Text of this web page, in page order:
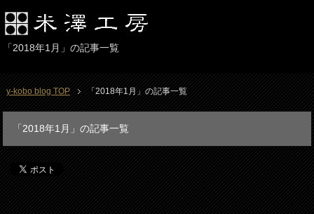
「2018年1月」の記事一覧
y-kobo blog TOP 「2018年1月」の記事一覧
「2018年1月」の記事一覧